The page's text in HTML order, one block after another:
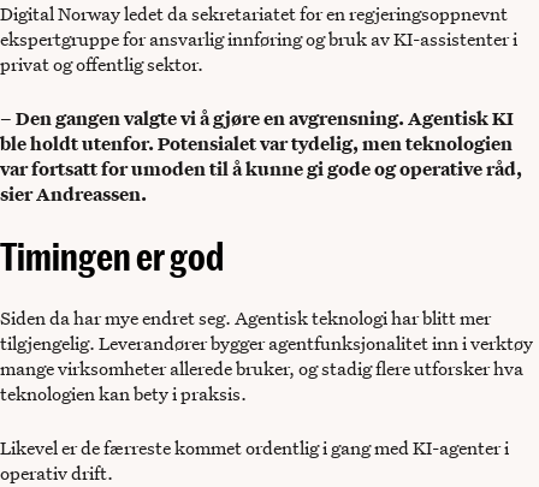
Digital Norway ledet da sekretariatet for en regjeringsoppnevnt
ekspertgruppe for ansvarlig innføring og bruk av KI-assistenter i
privat og offentlig sektor.
– Den gangen valgte vi å gjøre en avgrensning. Agentisk KI
ble holdt utenfor. Potensialet var tydelig, men teknologien
var fortsatt for umoden til å kunne gi gode og operative råd,
sier Andreassen.
Timingen er god
Siden da har mye endret seg. Agentisk teknologi har blitt mer
tilgjengelig. Leverandører bygger agentfunksjonalitet inn i verktøy
mange virksomheter allerede bruker, og stadig flere utforsker hva
teknologien kan bety i praksis.
Likevel er de færreste kommet ordentlig i gang med KI-agenter i
operativ drift.